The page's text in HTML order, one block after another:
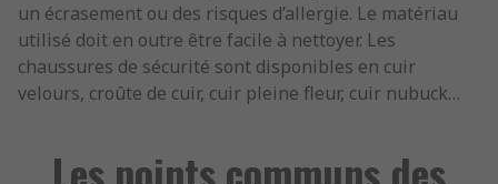
un écrasement ou des risques d’allergie. Le matériau
utilisé doit en outre être facile à nettoyer. Les
chaussures de sécurité sont disponibles en cuir
velours, croûte de cuir, cuir pleine fleur, cuir nubuck…